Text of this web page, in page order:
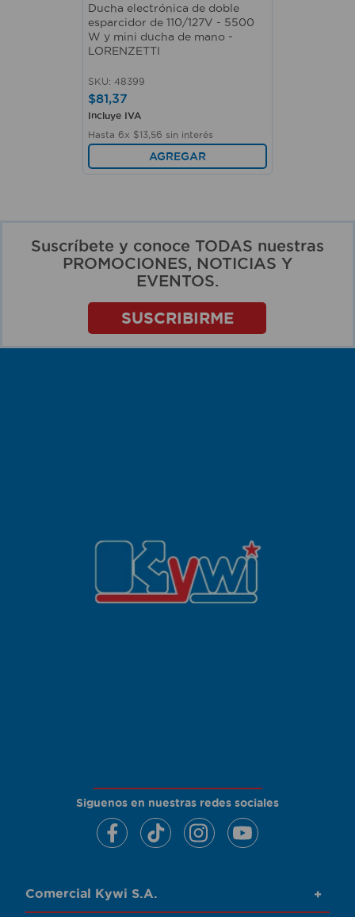
Ducha electrónica de doble
esparcidor de 110/127V - 5500
W y mini ducha de mano -
LORENZETTI
SKU: 48399
$81,37
Incluye IVA
Hasta 6x $13 56 sin interés
AGREGAR
Suscríbete y conoce TODAS nuestras
PROMOCIONES, NOTICIAS Y
EVENTOS.
SUSCRIBIRME
Siguenos en nuestras redes sociales
Comercial Kywi S.A. +